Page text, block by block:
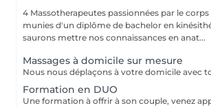
4 Massotherapeutes passionnées par le
munies d'un diplôme de bachelor en
saurons mettre nos connaissances en anat...
Massages à domicile sur mesure
Formation en DUO